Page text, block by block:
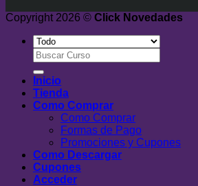
Copyright 2026 © Click Novedades
Buscar
por:
Inicio
Tienda
Como Comprar
Como Comprar
Formas de Pago
Promociones y Cupones
Como Descargar
Cupones
Acceder